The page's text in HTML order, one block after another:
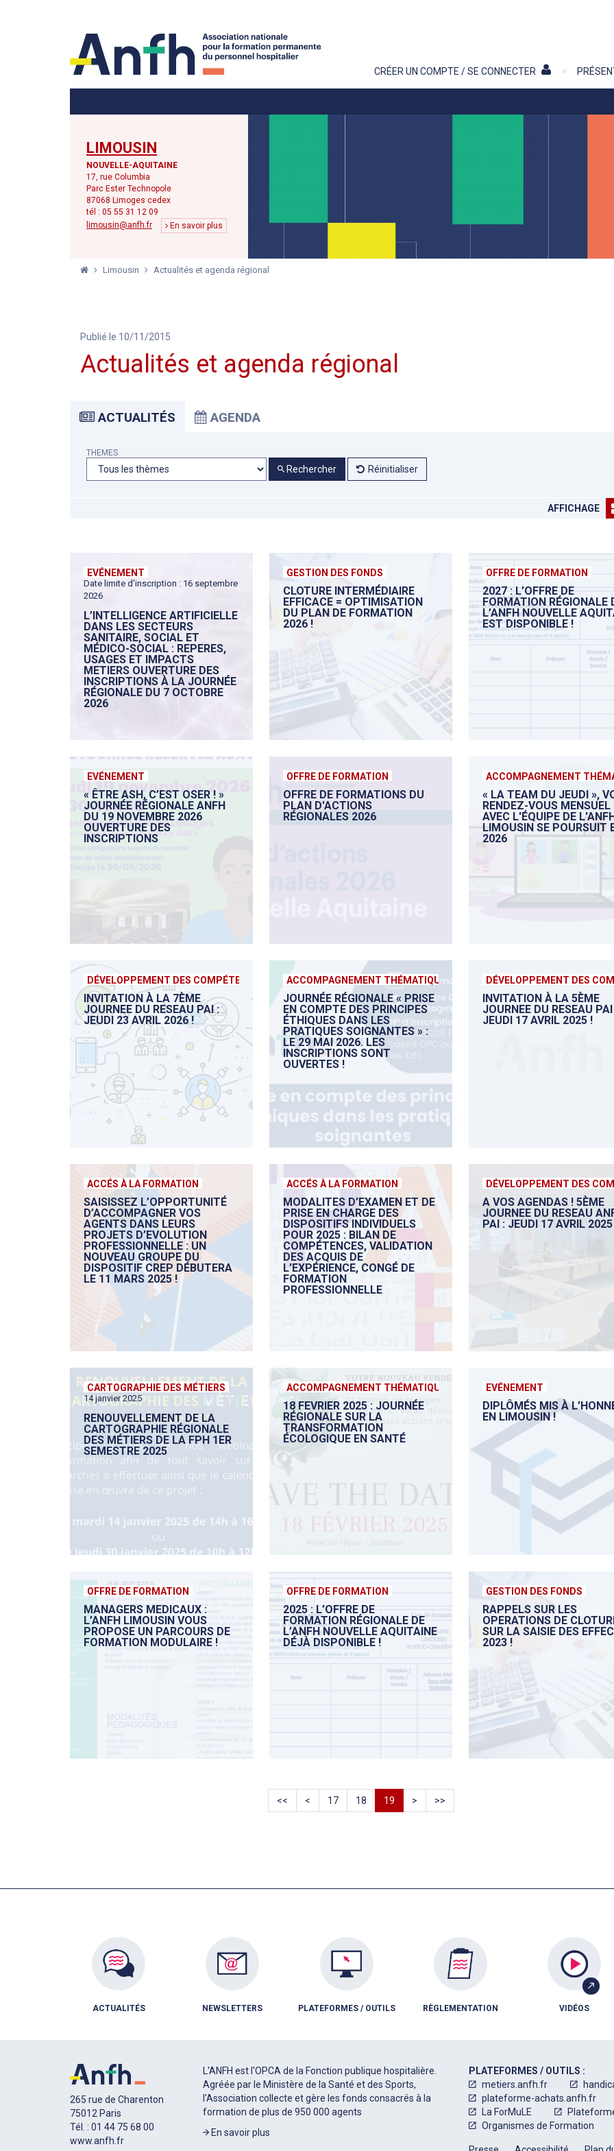
CRÉER UN COMPTE / SE CONNECTER
LIMOUSIN
NOUVELLE-AQUITAINE
17, rue Columbia
Parc Ester Technopole
87068 Limoges cedex
tél : 05 55 31 12 09
limousin@anfh.fr
En savoir plus
Limousin Actualités et agenda régional
Publié le 10/11/2015
Actualités et agenda régional
ACTUALITÉS AGENDA
THEMES
Rechercher Réinitialiser
AFFICHAGE
EVÉNEMENT
Date limite d'inscription : 16 septembre
2026
L’INTELLIGENCE ARTIFICIELLE
DANS LES SECTEURS
SANITAIRE, SOCIAL ET
MÉDICO-SOCIAL : REPERES,
USAGES ET IMPACTS
METIERS OUVERTURE DES
INSCRIPTIONS À LA JOURNÉE
RÉGIONALE DU 7 OCTOBRE
2026
GESTION DES FONDS
CLOTURE INTERMÉDIAIRE
EFFICACE = OPTIMISATION
DU PLAN DE FORMATION
2026 !
OFFRE DE FORMATION
2027 : L’OFFRE DE
FORMATION RÉGIONALE
L’ANFH NOUVELLE
EST DISPONIBLE !
EVÉNEMENT
« ÊTRE ASH, C’EST OSER ! »
JOURNÉE RÉGIONALE ANFH
DU 19 NOVEMBRE 2026
OUVERTURE DES
INSCRIPTIONS
OFFRE DE FORMATION
OFFRE DE FORMATIONS DU
PLAN D'ACTIONS
RÉGIONALES 2026
ACCOMPAGNEMENT
« LA TEAM DU JEUDI »,
RENDEZ-VOUS MENSUEL
AVEC L'ÉQUIPE DE
LIMOUSIN SE POURSUIT
2026
DÉVELOPPEMENT DES COMPÉTENCES
INVITATION À LA 7ÈME
JOURNEE DU RESEAU PAI :
JEUDI 23 AVRIL 2026 !
ACCOMPAGNEMENT THÉMATIQUE
JOURNÉE RÉGIONALE « PRISE
EN COMPTE DES PRINCIPES
ÉTHIQUES DANS LES
PRATIQUES SOIGNANTES » :
LE 29 MAI 2026. LES
INSCRIPTIONS SONT
OUVERTES !
DÉVELOPPEMENT DES
INVITATION À LA 5ÈME
JOURNEE DU RESEAU
JEUDI 17 AVRIL 2025 !
ACCÉS À LA FORMATION
SAISISSEZ L’OPPORTUNITÉ
D’ACCOMPAGNER VOS
AGENTS DANS LEURS
PROJETS D’EVOLUTION
PROFESSIONNELLE : UN
NOUVEAU GROUPE DU
DISPOSITIF CREP DÉBUTERA
LE 11 MARS 2025 !
ACCÉS À LA FORMATION
MODALITES D’EXAMEN ET DE
PRISE EN CHARGE DES
DISPOSITIFS INDIVIDUELS
POUR 2025 : BILAN DE
COMPÉTENCES, VALIDATION
DES ACQUIS DE
L’EXPÉRIENCE, CONGÉ DE
FORMATION
PROFESSIONNELLE
DÉVELOPPEMENT DES
A VOS AGENDAS ! 5ÈME
JOURNEE DU RESEAU
PAI : JEUDI 17 AVRIL
CARTOGRAPHIE DES MÉTIERS
14 janvier 2025
RENOUVELLEMENT DE LA
CARTOGRAPHIE RÉGIONALE
DES MÉTIERS DE LA FPH 1ER
SEMESTRE 2025
ACCOMPAGNEMENT THÉMATIQUE
18 FEVRIER 2025 : JOURNÉE
RÉGIONALE SUR LA
TRANSFORMATION
ÉCOLOGIQUE EN SANTÉ
EVÉNEMENT
DIPLÔMÉS MIS À
EN LIMOUSIN !
OFFRE DE FORMATION
MANAGERS MEDICAUX :
L’ANFH LIMOUSIN VOUS
PROPOSE UN PARCOURS DE
FORMATION MODULAIRE !
OFFRE DE FORMATION
2025 : L’OFFRE DE
FORMATION RÉGIONALE DE
L’ANFH NOUVELLE AQUITAINE
DÉJÀ DISPONIBLE !
GESTION DES FONDS
RAPPELS SUR LES
OPERATIONS DE
SUR LA SAISIE DES
2023 !
<< < 17 18 19 > >>
ACTUALITÉS NEWSLETTERS PLATEFORMES / OUTILS RÈGLEMENTATION VIDÉOS
265 rue de Charenton
75012 Paris
Tél. : 01 44 75 68 00
www.anfh.fr
L'ANFH est l'OPCA de la Fonction publique hospitalière.
Agréée par le Ministère de la Santé et des Sports,
l'Association collecte et gère les fonds consacrés à la
formation de plus de 950 000 agents
En savoir plus
PLATEFORMES / OUTILS :
metiers.anfh.fr
plateforme-achats.anfh.fr
La ForMuLE
Organismes de Formation